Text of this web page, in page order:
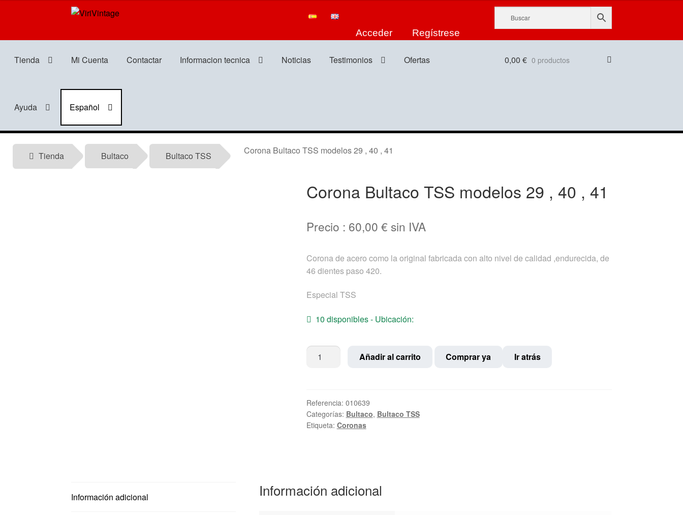
Ir
la
Ir
contenido
Acceder Regístrese
Tienda Mi Cuenta Contactar Informacion tecnica Noticias Testimonios Ofertas
Ayuda Español
0,00 € 0 productos
Tienda Bultaco Bultaco TSS Corona Bultaco TSS modelos 29 , 40 , 41
Corona Bultaco TSS modelos 29 , 40 , 41
Precio : 60,00 € sin IVA
Corona de acero como la original fabricada con alto nivel de calidad ,endurecida, de
46 dientes paso 420.
Especial TSS
10 disponibles - Ubicación:
Corona
29
,
40
Añadir al carrito Comprar ya Ir atrás
Referencia: 010639
Categorías: Bultaco, Bultaco TSS
Etiqueta: Coronas
Información adicional Información adicional